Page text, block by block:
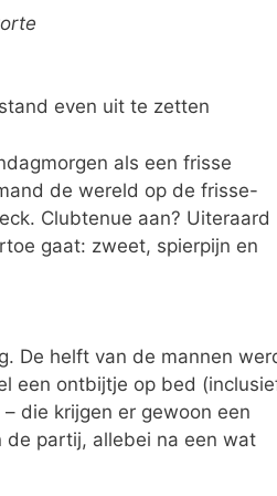
even uit te zetten
als een frisse
de wereld op de frisse-
Clubtenue aan? Uiteraard
gaat: zweet, spierpijn en
De helft van de mannen
een ontbijtje op bed
die krijgen er gewoon een
de partij, allebei na een wat